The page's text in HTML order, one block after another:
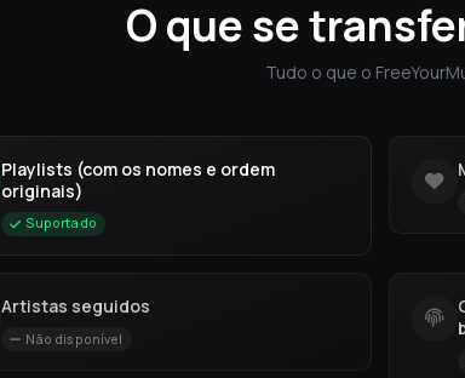
O que se
Tudo o que o
Playlists (com os nomes e ordem
originais)
Suportado
Artistas seguidos
Não disponível